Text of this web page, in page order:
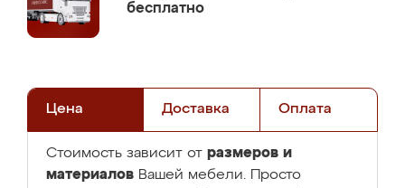
бесплатно
Цена Доставка Оплата
Стоимость зависит от размеров и
материалов Вашей мебели. Просто